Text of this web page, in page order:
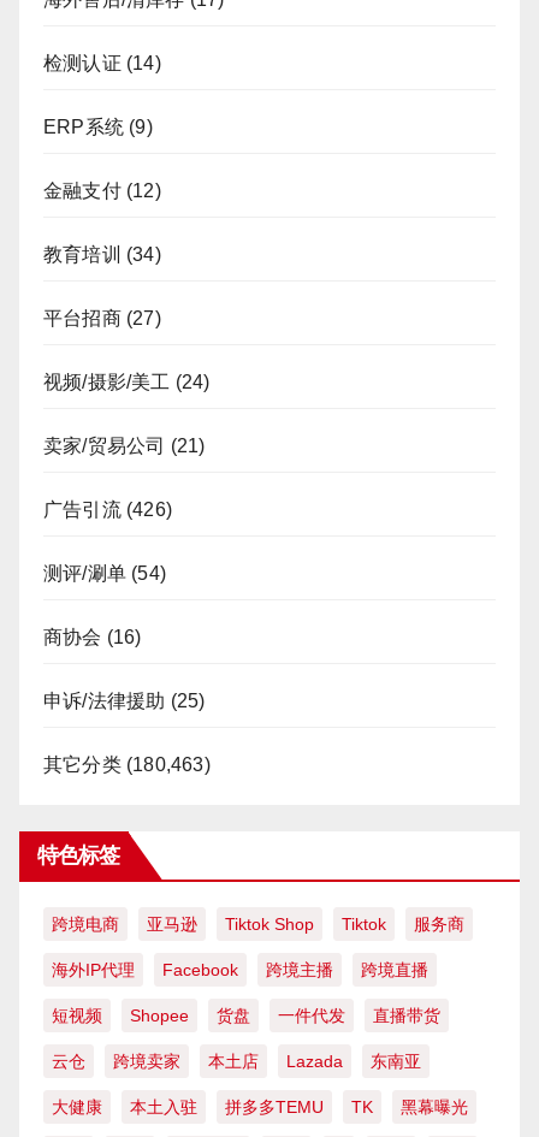
检测认证 (14)
ERP系统 (9)
金融支付(12)
教育培训 (34)
平台招商(27)
视频/摄影/美工 (24)
卖家/贸易公司 (21)
广告引流(426)
测评/涮单 (54)
商协会 (16)
申诉/法律援助 (25)
其它分类(180,463)
特色标签
跨境电商 亚马逊 Tiktok Shop Tiktok 服务商
海外IP代理 Facebook 跨境主播 跨境直播
短视频 Shopee 货盘 一件代发 直播带货
云仓 跨境卖家 本土店 Lazada 东南亚
大健康 本土入驻 拼多多TEMU TK 黑幕曝光